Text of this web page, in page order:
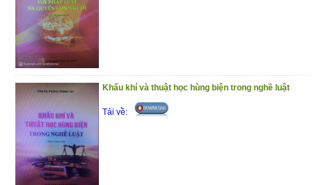
Khẩu khí và thuật học hùng biện trong nghề luật
Tải về: